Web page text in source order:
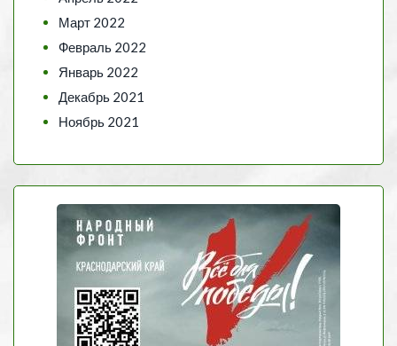
Март 2022
Февраль 2022
Январь 2022
Декабрь 2021
Ноябрь 2021